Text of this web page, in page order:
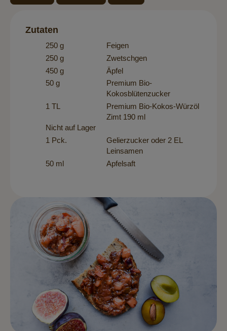
Zutaten
250 g
Feigen
250 g
Zwetschgen
450 g
Äpfel
50 g
Premium Bio-
Kokosblütenzucker
1 TL
Premium Bio-Kokos-Würzöl
Zimt 190 ml
Nicht auf Lager
1 Pck.
Gelierzucker oder 2 EL
Leinsamen
50 ml
Apfelsaft